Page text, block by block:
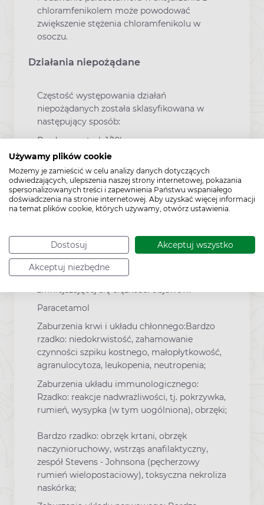
Używamy plików cookie
Możemy je zamieścić w celu analizy danych dotyczących
odwiedzających, ulepszenia naszej strony internetowej, pokazania
spersonalizowanych treści i zapewnienia Państwu wspaniałego
doświadczenia na stronie internetowej. Aby uzyskać więcej informacji
na temat plików cookie, których używamy, otwórz ustawienia.
Dostosuj Akceptuj wszystko
Akceptuj niezbędne
chloramfenikolem może powodować
zwiększenie stężenia chloramfenikolu w
osoczu.
Działania niepożądane
Częstość występowania działań
niepożądanych została sklasyfikowana w
następujący sposób:
Bardzo często (≥1/10)
Często (≥1/100 to < 1/10)
Niezbyt często (≥1/1,000 to < 1/100)
Rzadko (≥1/10,000 to < 1/1,000)
Bardzo rzadko (< 1/10,000)
podstawie dostępnych danych).
W obrębie każdej grupy działania
niepożądane przedstawiono według
zmniejszającej się ciężkości objawów.
Paracetamol
Zaburzenia krwi i układu chłonnego:Bardzo
rzadko: niedokrwistość, zahamowanie
czynności szpiku kostnego, małopłytkowość,
agranulocytoza, leukopenia, neutropenia;
Zaburzenia układu immunologicznego:
Rzadko: reakcje nadwrażliwości, tj. pokrzywka,
rumień, wysypka (w tym uogólniona), obrzęki;
Bardzo rzadko: obrzęk krtani, obrzęk
naczynioruchowy, wstrząs anafilaktyczny,
zespół Stevens - Johnsona (pęcherzowy
rumień wielopostaciowy), toksyczna nekroliza
naskórka;